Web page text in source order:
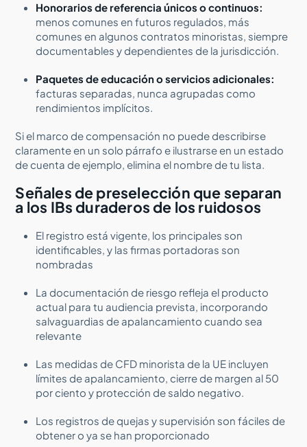
Honorarios de referencia únicos o continuos:
menos comunes en futuros regulados, más
comunes en algunos contratos minoristas, siempre
documentables y dependientes de la jurisdicción.
Paquetes de educación o servicios adicionales:
facturas separadas, nunca agrupadas como
rendimientos implícitos.
Si el marco de compensación no puede describirse
claramente en un solo párrafo e ilustrarse en un estado
de cuenta de ejemplo, elimina el nombre de tu lista.
Señales de preselección que separan
a los IBs duraderos de los ruidosos
El registro está vigente, los principales son
identificables, y las firmas portadoras son
nombradas
La documentación de riesgo refleja el producto
actual para tu audiencia prevista, incorporando
salvaguardias de apalancamiento cuando sea
relevante
Las medidas de CFD minorista de la UE incluyen
límites de apalancamiento, cierre de margen al 50
por ciento y protección de saldo negativo.
Los registros de quejas y supervisión son fáciles de
obtener o ya se han proporcionado